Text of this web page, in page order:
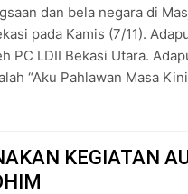
dan bela negara di
pada Kamis (7/11).
PC LDII Bekasi Utara.
“Aku Pahlawan Masa
KEGIATAN